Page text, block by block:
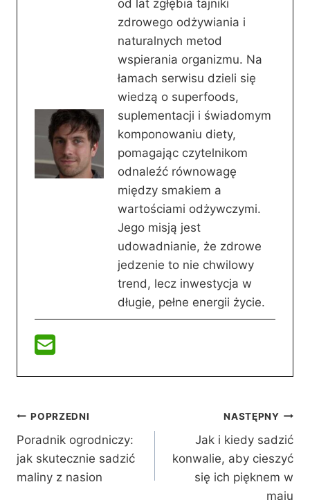
od lat zgłębia tajniki
zdrowego odżywiania i
naturalnych metod
wspierania organizmu. Na
łamach serwisu dzieli się
wiedzą o superfoods,
suplementacji i świadomym
komponowaniu diety,
pomagając czytelnikom
odnaleźć równowagę
między smakiem a
wartościami odżywczymi.
Jego misją jest
udowadnianie, że zdrowe
jedzenie to nie chwilowy
trend, lecz inwestycja w
długie, pełne energii życie.
Nawigacja
wpisu
POPRZEDNI
Poradnik ogrodniczy:
jak skutecznie sadzić
maliny z nasion
NASTĘPNY
Jak i kiedy sadzić
konwalie, aby cieszyć
się ich pięknem w
maju